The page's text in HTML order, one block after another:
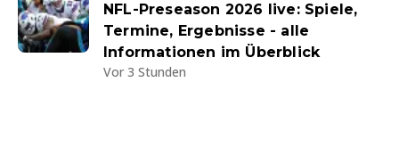
NFL-Preseason 2026 live: Spiele,
Termine, Ergebnisse - alle
Informationen im Überblick
Vor 3 Stunden